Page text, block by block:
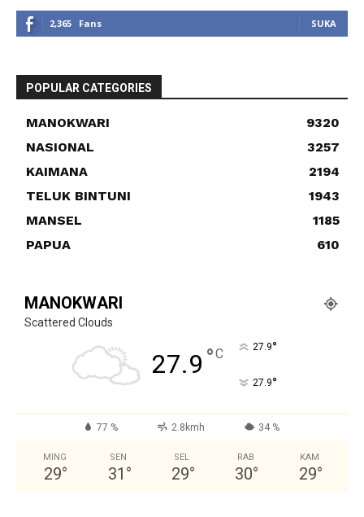
2,365 Fans SUKA
POPULAR CATEGORIES
MANOKWARI
9320
NASIONAL
3257
KAIMANA
2194
TELUK BINTUNI
1943
MANSEL
1185
PAPUA
610
MANOKWARI
Scattered Clouds
27.9 °C 27.9°
27.9°
77 % 2.8kmh 34 %
MING
29°
SEN
31 °
SEL
29°
RAB
30°
KAM
29°